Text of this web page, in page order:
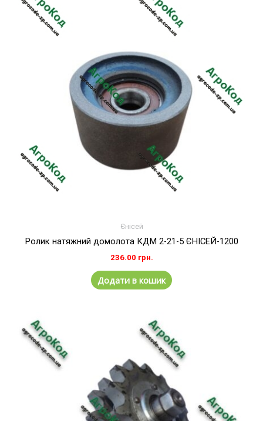
Єнісей
Ролик натяжний домолота КДМ 2-21-5 ЄНІСЕЙ-1200
236.00 грн.
Додати в кошик